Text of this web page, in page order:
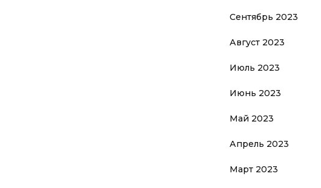
Сентябрь 2023
Август 2023
Июль 2023
Июнь 2023
Май 2023
Апрель 2023
Март 2023